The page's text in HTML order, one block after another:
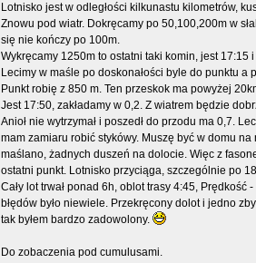
Lotnisko jest w odległości kilkunastu kilometrów,
Znowu pod wiatr. Dokręcamy po 50,100,200m w
się nie kończy po 100m.
Wykręcamy 1250m to ostatni taki komin, jest
Lecimy w maśle po doskonałości byle do punktu
Punkt robię z 850 m. Ten przeskok ma powyżej
Jest 17:50, zakładamy w 0,2. Z wiatrem będzie
Anioł nie wytrzymał i poszedł do przodu ma 0,7.
mam zamiaru robić stykówy. Muszę być w domu
maślano, żadnych duszeń na dolocie. Więc z
ostatni punkt. Lotnisko przyciąga, szczególnie po
Cały lot trwał ponad 6h, oblot trasy 4:45,
błędów było niewiele. Przekręcony dolot i jedno
tak byłem bardzo zadowolony.
Do zobaczenia pod cumulusami.